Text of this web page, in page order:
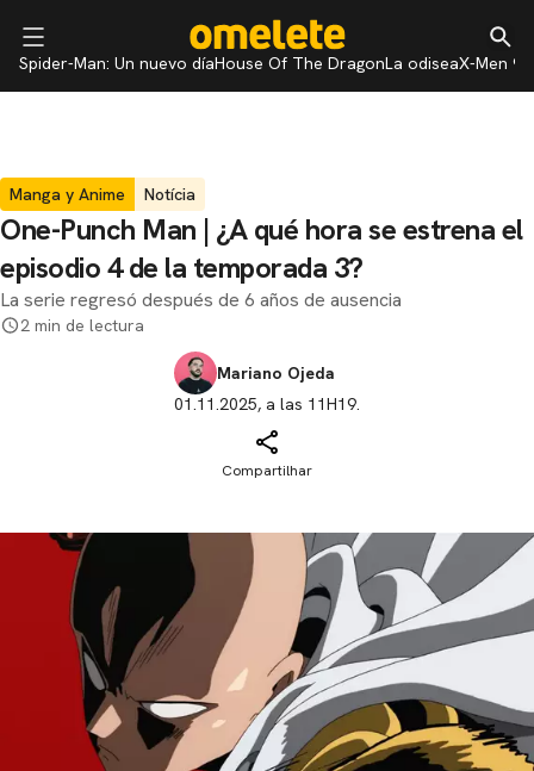
Spider-Man: Un nuevo díaHouse Of The DragonLa odiseaX-Men 97
Manga y Anime Notícia
One-Punch Man | ¿A qué hora se estrena el
episodio 4 de la temporada 3?
La serie regresó después de 6 años de ausencia
2 min de lectura
Mariano Ojeda
01.11.2025, a las 11H19.
Compartilhar